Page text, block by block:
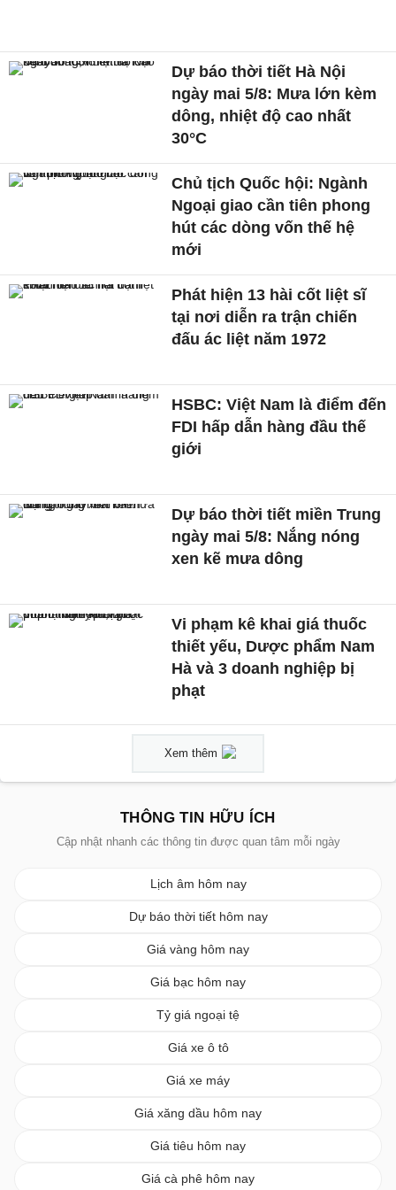
Dự báo thời tiết Hà Nội
ngày mai 5/8: Mưa lớn kèm
dông, nhiệt độ cao nhất
30°C
Chủ tịch Quốc hội: Ngành
Ngoại giao cần tiên phong
hút các dòng vốn thế hệ
mới
Phát hiện 13 hài cốt liệt sĩ
tại nơi diễn ra trận chiến
đấu ác liệt năm 1972
HSBC: Việt Nam là điểm đến
FDI hấp dẫn hàng đầu thế
giới
Dự báo thời tiết miền Trung
ngày mai 5/8: Nắng nóng
xen kẽ mưa dông
Vi phạm kê khai giá thuốc
thiết yếu, Dược phẩm Nam
Hà và 3 doanh nghiệp bị
phạt
Xem thêm
THÔNG TIN HỮU ÍCH
Cập nhật nhanh các thông tin được quan tâm mỗi ngày
Lịch âm hôm nay
Dự báo thời tiết hôm nay
Giá vàng hôm nay
Giá bạc hôm nay
Tỷ giá ngoại tệ
Giá xe ô tô
Giá xe máy
Giá xăng dầu hôm nay
Giá tiêu hôm nay
Giá cà phê hôm nay